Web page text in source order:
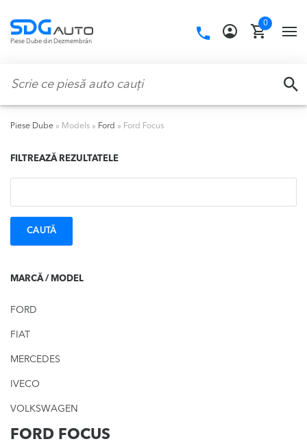
navigation
content
Piese Dube din Dezmembrări
Call
0
Piese Dube » Models » Ford » Ford Focus
FILTREAZĂ REZULTATELE
MARCĂ / MODEL
FORD
FIAT
MERCEDES
IVECO
VOLKSWAGEN
FORD FOCUS